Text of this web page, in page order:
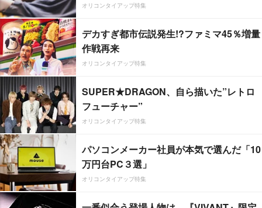
オリコンタイアップ特集
デカすぎ都市伝説発生!?ファミマ45％増量
作戦再来
オリコンタイアップ特集
SUPER★DRAGON、自ら描いた”レトロ
フューチャー”
オリコンタイアップ特集
パソコンメーカー社員が本気で選んだ「10
万円台PC３選」
オリコンタイアップ特集